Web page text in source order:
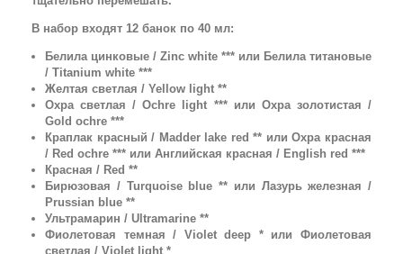
В набор входят 12 банок по 40 мл:
Белила цинковые / Zinc white *** или Белила титановые
/ Titanium white ***
Желтая светлая / Yellow light **
Охра светлая / Ochre light *** или Охра золотистая /
Gold ochre ***
Краплак красный / Madder lake red ** или Охра красная
/ Red ochre *** или Английская красная / English red ***
Красная / Red **
Бирюзовая / Turquoise blue ** или Лазурь железная /
Prussian blue **
Ультрамарин / Ultramarine **
Фиолетовая темная / Violet deep * или Фиолетовая
светлая / Violet light *